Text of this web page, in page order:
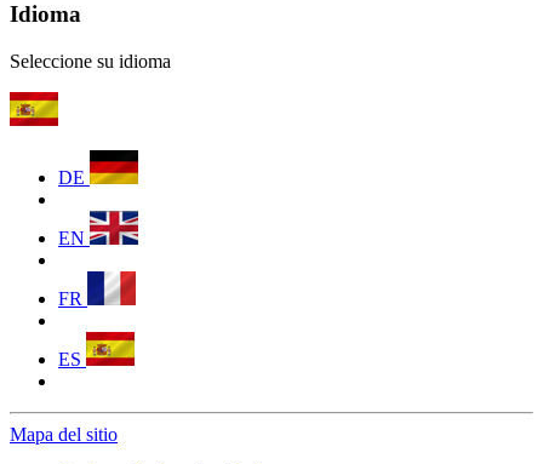
Idioma
Seleccione su idioma
DE
EN
FR
ES
Mapa del sitio